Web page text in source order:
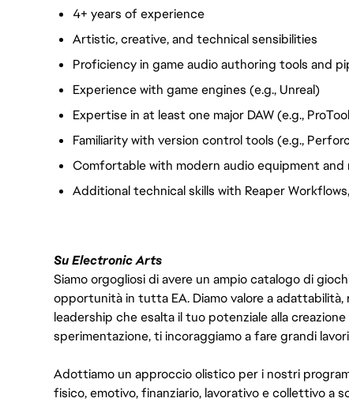
4+ years of experience
Artistic, creative, and technical sensibilities
Proficiency in game audio authoring tools and
Experience with game engines (e.g., Unreal)
Expertise in at least one major DAW (e.g.,
Familiarity with version control tools (e.g.,
Comfortable with modern audio equipment
Additional technical skills with Reaper
Su Electronic Arts
Siamo orgogliosi di avere un ampio catalogo di
opportunità in tutta EA. Diamo valore a adattabilità,
leadership che esalta il tuo potenziale alla
sperimentazione, ti incoraggiamo a fare grandi
Adottiamo un approccio olistico per i nostri
fisico, emotivo, finanziario, lavorativo e collettivo a